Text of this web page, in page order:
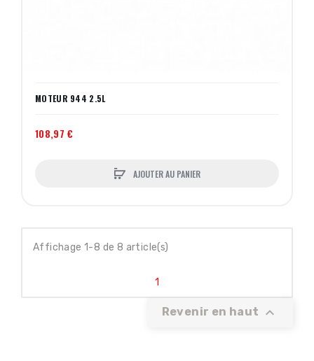
MOTEUR 944 2.5L
108,97 €
AJOUTER AU PANIER
Affichage 1-8 de 8 article(s)
1
Revenir en haut 